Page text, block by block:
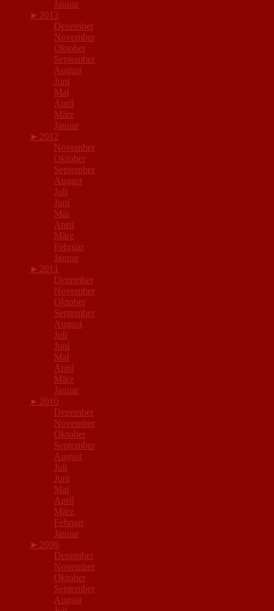
Januar
► 2013
Dezember
November
Oktober
September
August
Juni
Mai
April
März
Januar
► 2012
November
Oktober
September
August
Juli
Juni
Mai
April
März
Februar
Januar
► 2011
Dezember
November
Oktober
September
August
Juli
Juni
Mai
April
März
Januar
► 2010
Dezember
November
Oktober
September
August
Juli
Juni
Mai
April
März
Februar
Januar
► 2009
Dezember
November
Oktober
September
August